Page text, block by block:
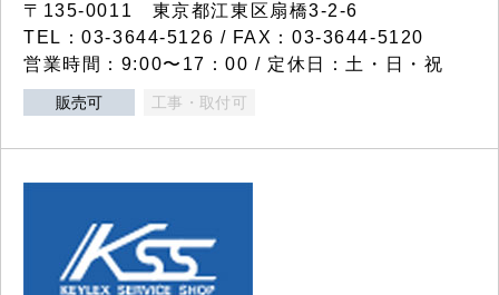
〒135-0011 東京都江東区扇橋3-2-6
TEL：03-3644-5126 / FAX：03-3644-5120
営業時間：9:00〜17：00 / 定休日：土・日・祝
販売可 工事・取付可